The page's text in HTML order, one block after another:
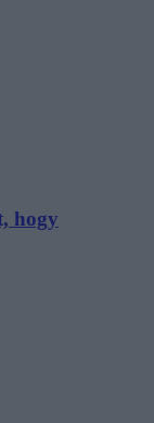
hogy